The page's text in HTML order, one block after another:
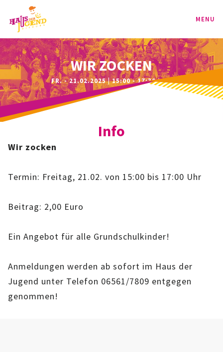
MENU
PROGRAMM
KINDER
JUGEND
BAG-CLASSIC
IMAG
GANZTAGSSCHULE
WIR ZOCKEN
FR. - 21.02.2025 | 15:00 - 17:30 UHR
Info
Wir zocken
Termin: Freitag, 21.02. von 15:00 bis 17:00 Uhr
Beitrag: 2,00 Euro
Ein Angebot für alle Grundschulkinder!
Anmeldungen werden ab sofort im Haus der
Jugend unter Telefon 06561/7809 entgegen
genommen!